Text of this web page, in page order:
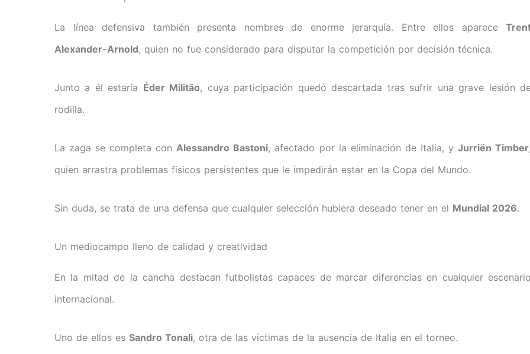
La línea defensiva también presenta nombres de enorme jerarquía. Entre ellos aparece
Alexander-Arnold, quien no fue considerado para disputar la competición por decisión técnica.
Junto a él estaría Éder Militão, cuya participación quedó descartada tras sufrir una grave lesión
rodilla.
La zaga se completa conAlessandro Bastoni, afectado por la eliminación de Italia, y Jurriën Timber,
quien arrastra problemas físicos persistentes que le impedirán estar en la Copa del Mundo.
Sin duda, se trata de una defensa que cualquier selección hubiera deseado tener en el Mundial 2026.
Un mediocampo lleno de calidad y creatividad
En la mitad de la cancha destacan futbolistas capaces de marcar diferencias en cualquier escenario
internacional.
Uno de ellos es Sandro Tonali, otra de las víctimas de la ausencia de Italia en el torneo.